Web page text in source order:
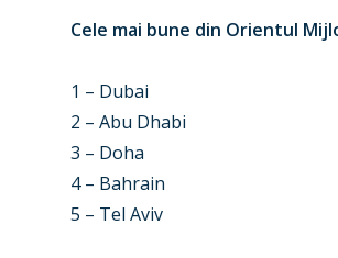
Cele mai bune din Orientul
1 – Dubai
2 – Abu Dhabi
3 – Doha
4 – Bahrain
5 – Tel Aviv